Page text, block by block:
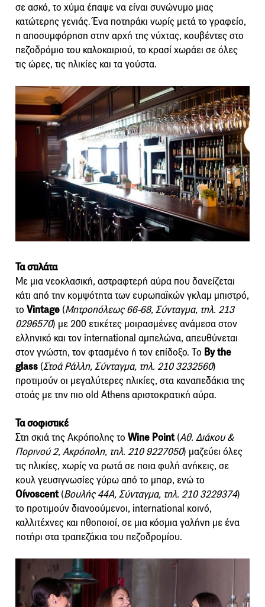
σε ασκό, το χύμα έπαψε να είναι συνώνυμο μιας
κατώτερης γενιάς. Ένα ποτηράκι νωρίς μετά το γραφείο,
η αποσυμφόρηση στην αρχή της νύχτας, κουβέντες στο
πεζοδρόμιο του καλοκαιριού, το κρασί χωράει σε όλες
τις ώρες, τις ηλικίες και τα γούστα.
Τα στιλάτα
Με μια νεοκλασική, αστραφτερή αύρα που δανείζεται
κάτι από την κομψότητα των ευρωπαϊκών γκλαμ μπιστρό,
το Vintage (Μητροπόλεως 66-68, Σύνταγμα, τηλ. 213
0296570) με 200 ετικέτες μοιρασμένες ανάμεσα στον
ελληνικό και τον international αμπελώνα, απευθύνεται
στον γνώστη, τον φτασμένο ή τον επίδοξο. Το By the
glass (Στοά Ράλλη, Σύνταγμα, τηλ. 210 3232560)
προτιμούν οι μεγαλύτερες ηλικίες, στα καναπεδάκια της
στοάς με την πιο old Athens αριστοκρατική αύρα.
Τα σοφιστικέ
Στη σκιά της Ακρόπολης το Wine Point(Αθ. Διάκου &
Πορινού 2, Ακρόπολη, τηλ. 210 9227050) μαζεύει όλες
τις ηλικίες, χωρίς να ρωτά σε ποια φυλή ανήκεις, σε
κουλ γευσιγνωσίες γύρω από το μπαρ, ενώ το
Οίνoscent(Βουλής 44Α, Σύνταγμα, τηλ. 210 3229374)
το προτιμούν διανοούμενοι, international κοινό,
καλλιτέχνες και ηθοποιοί, σε μια κόσμια γαλήνη με ένα
ποτήρι στα τραπεζάκια του πεζοδρομίου.